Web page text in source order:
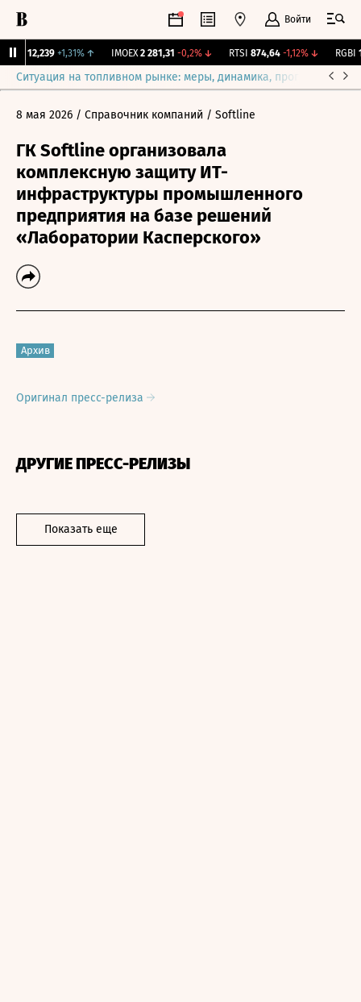
Войти
12,239 +1,31% ↑ IMOEX 2 281,31 -0,2%↓ RTSI 874,64 -1,12%↓ RGBI
Ситуация на топливном рынке: меры, динамика, прогнозы
8 мая 2026 / Справочник компаний / Softline
ГК Softline организовала
комплексную защиту ИТ-
инфраструктуры промышленного
предприятия на базе решений
«Лаборатории Касперского»
Архив
Оригинал пресс-релиза
ДРУГИЕ ПРЕСС-РЕЛИЗЫ
Показать еще